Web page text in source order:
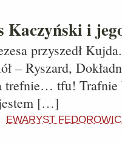
Kaczyński i
przyszedł
– Ryszard,
trefnie… tfu! Trafnie
[…]
EWARYST